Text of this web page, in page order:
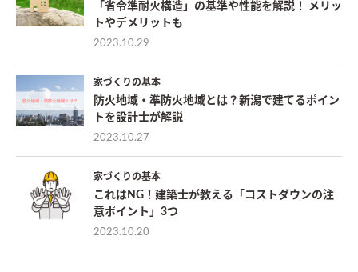
「省令準耐火構造」の基準や性能を解説！ メリッ
トやデメリットも
2023.10.29
家づくりの基本
防火地域・準防火地域とは？新潟で建てるポイン
トを設計士が解説
2023.10.27
家づくりの基本
これはNG！建築士が教える「コストダウンの注
意ポイント」3つ
2023.10.20